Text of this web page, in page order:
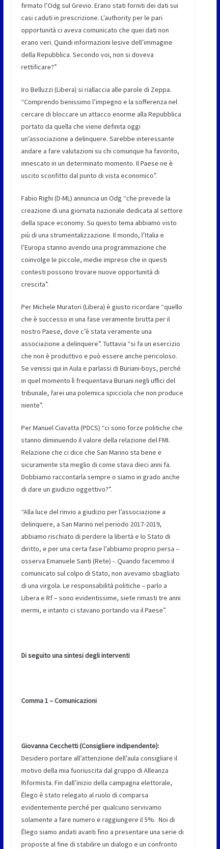
firmato l’Odg sul Grevio. Erano stati forniti dei dati sui
casi caduti in prescrizione. L’authority per le pari
opportunità ci aveva comunicato che quei dati non
erano veri. Quindi informazioni lesive dell’immagine
della Repubblica. Secondo voi, non si doveva
rettificare?”
Iro Belluzzi (Libera) si riallaccia alle parole di Zeppa.
“Comprendo benissimo l’impegno e la sofferenza nel
cercare di bloccare un attacco enorme alla Repubblica
portato da quella che viene definita oggi
un’associazione a delinquere. Sarebbe interessante
andare a fare valutazioni su chi comunque ha favorito,
innescato in un determinato momento. Il Paese ne è
uscito sconfitto dal punto di vista economico”.
Fabio Righi (D-ML) annuncia un Odg “che prevede la
creazione di una giornata nazionale dedicata al settore
della space economy. Su questo tema abbiamo visto
più di una strumentalizzazione. Il mondo, l’Italia e
l’Europa stanno avendo una programmazione che
coinvolge le piccole, medie imprese che in questi
contesti possono trovare nuove opportunità di
crescita”.
PerMichele Muratori (Libera) è giusto ricordare “quello
che è successo in una fase veramente brutta per il
nostro Paese, dove c’è stata veramente una
associazione a delinquere”. Tuttavia “si fa un esercizio
che non è produttivo e può essere anche pericoloso.
Se venissi qui in Aula e parlassi di Buriani-boys, perché
in quel momento lì frequentava Buriani negli uffici del
tribunale, farei una polemica spicciola che non produce
niente”.
PerManuel Ciavatta (PDCS) “ci sono forze politiche che
stanno diminuendo il valore della relazione del FMI.
Relazione che ci dice che San Marino sta bene e
sicuramente sta meglio di come stava dieci anni fa.
Dobbiamo raccontarla sempre o siamo in grado anche
di dare un giudizio oggettivo?”.
“Alla luce del rinvio a giudizio per l’associazione a
delinquere, a San Marino nel periodo 2017-2019,
abbiamo rischiato di perdere la libertà e lo Stato di
diritto, e per una certa fase l’abbiamo proprio persa –
osserva Emanuele Santi (Rete) -. Quando facemmo il
comunicato sul colpo di Stato, non avevamo sbagliato
di una virgola. Le responsabilità politiche – parlo a
Libera e Rf – sono evidentissime, siete rimasti tre anni
inermi, e intanto ci stavano portando via il Paese”.
Di seguito una sintesi degli interventi
Comma 1 – Comunicazioni
Giovanna Cecchetti (Consigliere indipendente):
Desidero portare all’attenzione dell’aula consigliare il
motivo della mia fuoriuscita dal gruppo di Alleanza
Riformista. Fin dall’inizio della campagna elettorale,
Ēlego è stato relegato al ruolo di comparsa
evidentemente perché per qualcuno servivamo
solamente a fare numero e raggiungere il 5%. Noi di
Ēlego siamo andati avanti fino a presentare una serie di
proposte al fine di stabilire un dialogo e un confronto